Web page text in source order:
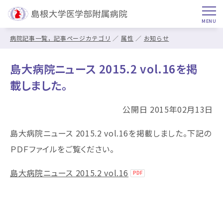
病院記事一覧，記事ページカテゴリ 属性 お知らせ
島大病院ニュース 2015.2 vol.16を掲
載しました。
公開日 2015年02月13日
島大病院ニュース 2015.2 vol.16を掲載しました。下記の
ＰＤＦファイルをご覧ください。
島大病院ニュース 2015.2 vol.16